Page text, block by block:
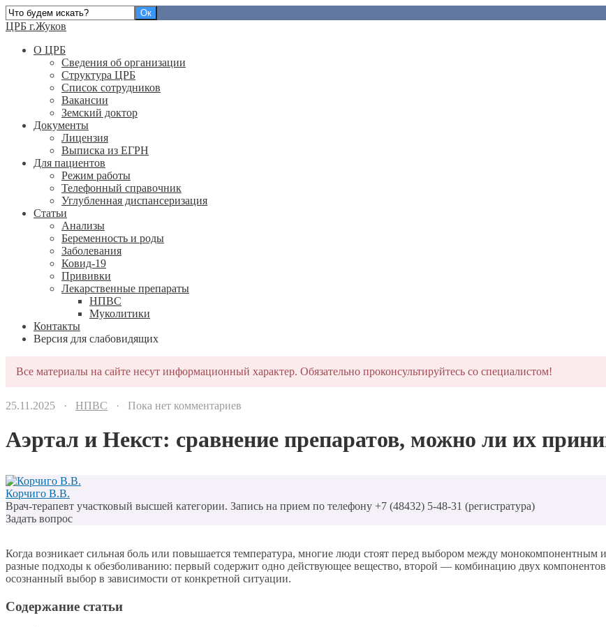
ЦРБ г.Жуков
О ЦРБ
Сведения об организации
Структура ЦРБ
Список сотрудников
Вакансии
Земский доктор
Документы
Лицензия
Выписка из ЕГРН
Для пациентов
Режим работы
Телефонный справочник
Углубленная диспансеризация
Статьи
Анализы
Беременность и роды
Заболевания
Ковид-19
Прививки
Лекарственные препараты
НПВС
Муколитики
Контакты
Версия для слабовидящих
Все материалы на сайте несут информационный характер. Обязательно проконсультируйтесь со специалистом!
25.11.2025 · НПВС · Пока нет комментариев
Аэртал и Некст: сравнение препаратов, можно ли их
Корчиго В.В.
Врач-терапевт участковый высшей категории. Запись на прием по телефону +7 (48432) 5-48-31 (регистратура)
Задать вопрос
Когда возникает сильная боль или повышается температура, многие люди стоят перед выбором между
разные подходы к обезболиванию: первый содержит одно действующее вещество, второй — комбинацию двух
осознанный выбор в зависимости от конкретной ситуации.
Содержание статьи